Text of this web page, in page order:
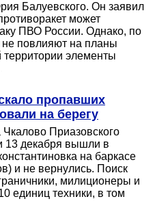
Балуевского. Он заявил
может
ПВО России. Однако, по
не повлияют на планы
элементы
пропавших
на берегу
Приазовского
13 декабря вышли в
на баркасе
и не вернулись. Поиск
милиционеры и
единиц техники, в том